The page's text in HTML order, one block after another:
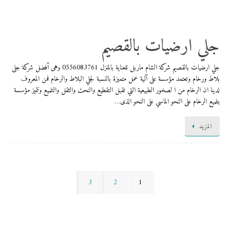
جلي ارضيات بالقصيم
جلي ارضيات بالقصيم شركة الشام ماربل للعناية بالمنزل 0556083761 وهى أفضل شركة جلى
بلاط ورخام وتعتمد مؤسسة على آلية عمل متميزة بالنسبة لجلي البلاط والرخام فمن المعروف
لدينا ان الرخام من ا لصخور الطبيعية التي تقبل التقطيع والنحت والثقل والتلميع ونتميز مؤسسة
بتلميع الرخام على النحو الماسي على النحو الذى…
المزيد
1
2
3